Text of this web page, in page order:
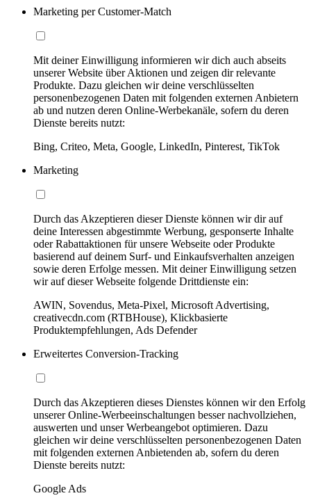
Marketing per Customer-Match
Mit deiner Einwilligung informieren wir dich auch abseits
unserer Website über Aktionen und zeigen dir relevante
Produkte. Dazu gleichen wir deine verschlüsselten
personenbezogenen Daten mit folgenden externen Anbietern
ab und nutzen deren Online-Werbekanäle, sofern du deren
Dienste bereits nutzt:
Bing, Criteo, Meta, Google, LinkedIn, Pinterest, TikTok
Marketing
Durch das Akzeptieren dieser Dienste können wir dir auf
deine Interessen abgestimmte Werbung, gesponserte Inhalte
oder Rabattaktionen für unsere Webseite oder Produkte
basierend auf deinem Surf- und Einkaufsverhalten anzeigen
sowie deren Erfolge messen. Mit deiner Einwilligung setzen
wir auf dieser Webseite folgende Drittdienste ein:
AWIN, Sovendus, Meta-Pixel, Microsoft Advertising,
creativecdn.com (RTBHouse), Klickbasierte
Produktempfehlungen, Ads Defender
Erweitertes Conversion-Tracking
Durch das Akzeptieren dieses Dienstes können wir den Erfolg
unserer Online-Werbeeinschaltungen besser nachvollziehen,
auswerten und unser Werbeangebot optimieren. Dazu
gleichen wir deine verschlüsselten personenbezogenen Daten
mit folgenden externen Anbietenden ab, sofern du deren
Dienste bereits nutzt:
Google Ads